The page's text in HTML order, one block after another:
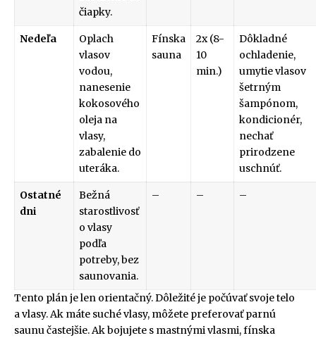
čiapky.
Nedeľa
Oplach
vlasov
vodou,
nanesenie
kokosového
oleja na
vlasy,
zabalenie do
uteráka.
Fínska
sauna
2x (8-
10
min.)
Dôkladné
ochladenie,
umytie vlasov
šetrným
šampónom,
kondicionér,
nechať
prirodzene
uschnúť.
Ostatné
dni
Bežná
starostlivosť
o vlasy
podľa
potreby, bez
saunovania.
– – –
Tento plán je len orientačný. Dôležité je počúvať svoje telo
a vlasy. Ak máte suché vlasy, môžete preferovať parnú
saunu častejšie. Ak bojujete s mastnými vlasmi, fínska